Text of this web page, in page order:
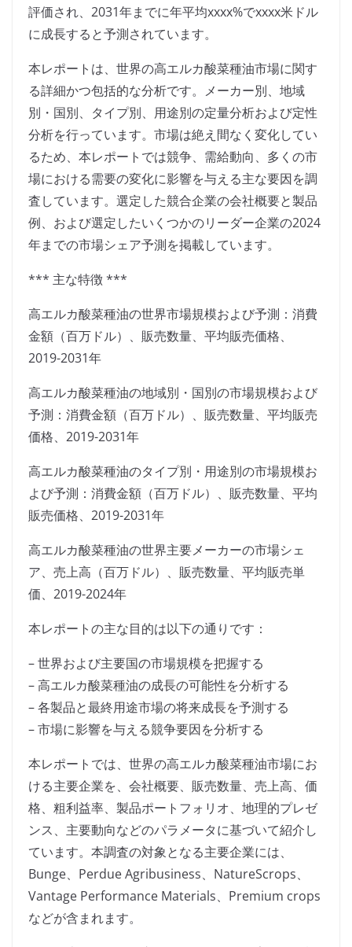
評価され、2031年までに年平均xxxx%でxxxx米ドル
に成長すると予測されています。
本レポートは、世界の高エルカ酸菜種油市場に関す
る詳細かつ包括的な分析です。メーカー別、地域
別・国別、タイプ別、用途別の定量分析および定性
分析を行っています。市場は絶え間なく変化してい
るため、本レポートでは競争、需給動向、多くの市
場における需要の変化に影響を与える主な要因を調
査しています。選定した競合企業の会社概要と製品
例、および選定したいくつかのリーダー企業の2024
年までの市場シェア予測を掲載しています。
*** 主な特徴 ***
高エルカ酸菜種油の世界市場規模および予測：消費
金額（百万ドル）、販売数量、平均販売価格、
2019-2031年
高エルカ酸菜種油の地域別・国別の市場規模および
予測：消費金額（百万ドル）、販売数量、平均販売
価格、2019-2031年
高エルカ酸菜種油のタイプ別・用途別の市場規模お
よび予測：消費金額（百万ドル）、販売数量、平均
販売価格、2019-2031年
高エルカ酸菜種油の世界主要メーカーの市場シェ
ア、売上高（百万ドル）、販売数量、平均販売単
価、2019-2024年
本レポートの主な目的は以下の通りです：
– 世界および主要国の市場規模を把握する
– 高エルカ酸菜種油の成長の可能性を分析する
– 各製品と最終用途市場の将来成長を予測する
– 市場に影響を与える競争要因を分析する
本レポートでは、世界の高エルカ酸菜種油市場にお
ける主要企業を、会社概要、販売数量、売上高、価
格、粗利益率、製品ポートフォリオ、地理的プレゼ
ンス、主要動向などのパラメータに基づいて紹介し
ています。本調査の対象となる主要企業には、
Bunge、Perdue Agribusiness、NatureScrops、
Vantage Performance Materials、Premium crops
などが含まれます。